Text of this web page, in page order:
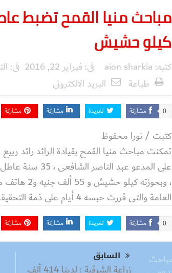
مباحث منيا القمح تضبط
كيلو حشيش
كتبه: aion sharkia فى: فبراير 22, 2016 فى:
طباعة
البريد الالكترونى
مشاركة 0 تغريدة مشاركة مشاركة
كتبت / نورا محفوظ
تمكنت مباحث منيا القمح بقيادة الرائد رائد
على المدعو عبد
، وبحوزته
العامة والتى قررت حبسه 4 أيام على ذمة التحقيقات.
مشاركة 0 تغريدة مشاركة مشاركة
السابق